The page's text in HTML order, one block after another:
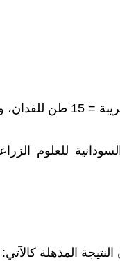
1- متوسط إنتاجية فدان البطاطس في مشروع شرق العوينات للري
= 28 طن للفدان.(الموسوعة السودانية